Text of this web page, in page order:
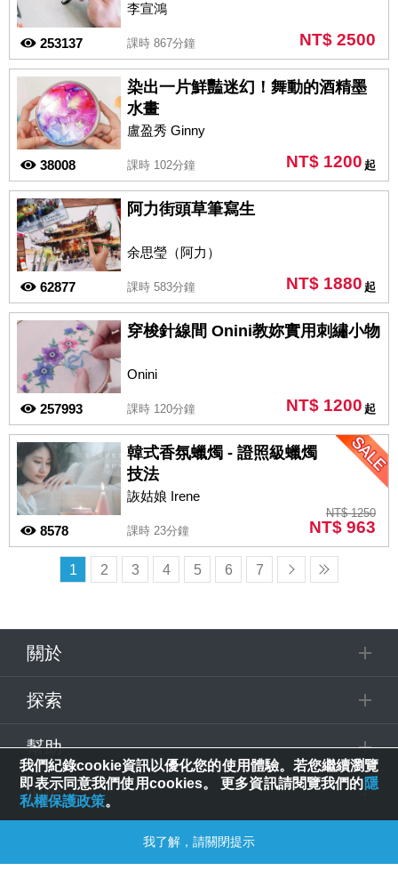
李宣鴻
課時 867分鐘
253137 NT$ 2500
盧盈秀 Ginny
染出一片鮮豔迷幻！舞動的酒精墨
水畫
課時 102分鐘
38008 NT$ 1200 起
余思瑩（阿力）
阿力街頭草筆寫生
課時 583分鐘
62877 NT$ 1880 起
Onini
穿梭針線間 Onini教妳實用刺繡小物
課時 120分鐘
257993 NT$ 1200 起
詼姑娘 Irene
韓式香氛蠟燭 - 證照級蠟燭
技法
課時 23分鐘
8578
NT$ 1250
NT$ 963
1 2 3 4 5 6 7
關於
探索
幫助
追蹤
© 2025 Spring House Entertainment Tech. Inc. All Rights Reserved.
我們紀錄cookie資訊以優化您的使用體驗。若您繼續瀏覽
即表示同意我們使用cookies。 更多資訊請閱覽我們的隱
私權保護政策。
我了解，請關閉提示